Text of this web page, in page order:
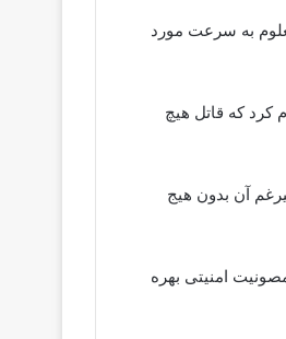
به سرعت مورد
کرد که قاتل هیچ
آن بدون هیج
امنیتی بهره